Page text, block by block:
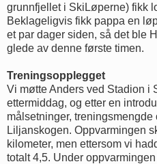
grunnfjellet i SkiLøperne) fikk
Beklageligvis fikk pappa en
et par dager siden, så det ble
glede av denne første timen.
Treningsopplegget
Vi møtte Anders ved Stadion i
ettermiddag, og etter en
målsetninger, treningsmengde
Liljanskogen. Oppvarmingen
kilometer, men ettersom vi
totalt 4,5. Under